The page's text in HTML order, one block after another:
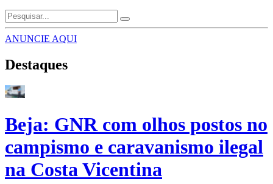
ANUNCIE AQUI
Destaques
Beja: GNR com olhos postos no
campismo e caravanismo ilegal
na Costa Vicentina